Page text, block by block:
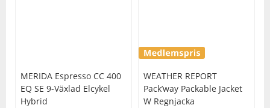
MERIDA Espresso CC 400
EQ SE 9-Växlad Elcykel
Hybrid
WEATHER REPORT
Pack’way Packable Jacket
W Regnjacka